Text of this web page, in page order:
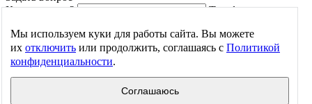
Мы используем куки для работы сайта. Вы можете
их отключить или продолжить, соглашаясь с Политикой
конфиденциальности.
Соглашаюсь
Как вас зовут?
Телефон
Вопрос
Нажимая кнопку «Отправить» Вы соглашаетесь
обработку персональных данных